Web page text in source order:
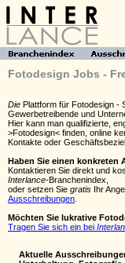
Fotodesign Jobs -
Die Plattform für Fotodesign -
Gewerbetreibende und
Hier kann man qualifizierte,
>Fotodesign< finden, online
Kontakte oder
Haben Sie einen konkreten
Kontaktieren Sie direkt und
Interlance-Branchenindex,
oder setzen Sie gratis Ihr
Ausschreibungen
Möchten Sie lukrative
Tragen Sie sich ein bei